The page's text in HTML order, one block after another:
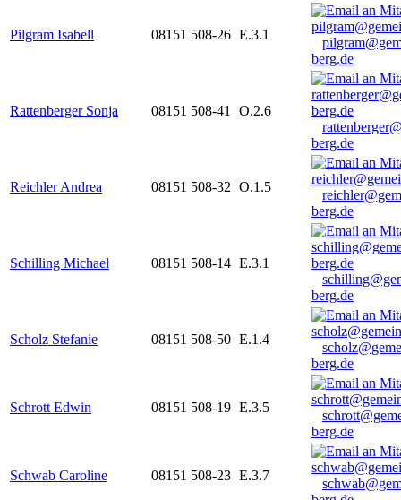
Pilgram Isabell 08151 508-26 E.3.1
berg.de
Rattenberger Sonja 08151 508-41
O.2.6
berg.de
Reichler Andrea 08151 508-32 O.1.5
berg.de
Schilling Michael 08151 508-14 E.3.1
berg.de
Scholz Stefanie 08151 508-50 E.1.4
berg.de
Schrott Edwin 08151 508-19 E.3.5
berg.de
Schwab Caroline 08151 508-23 E.3.7